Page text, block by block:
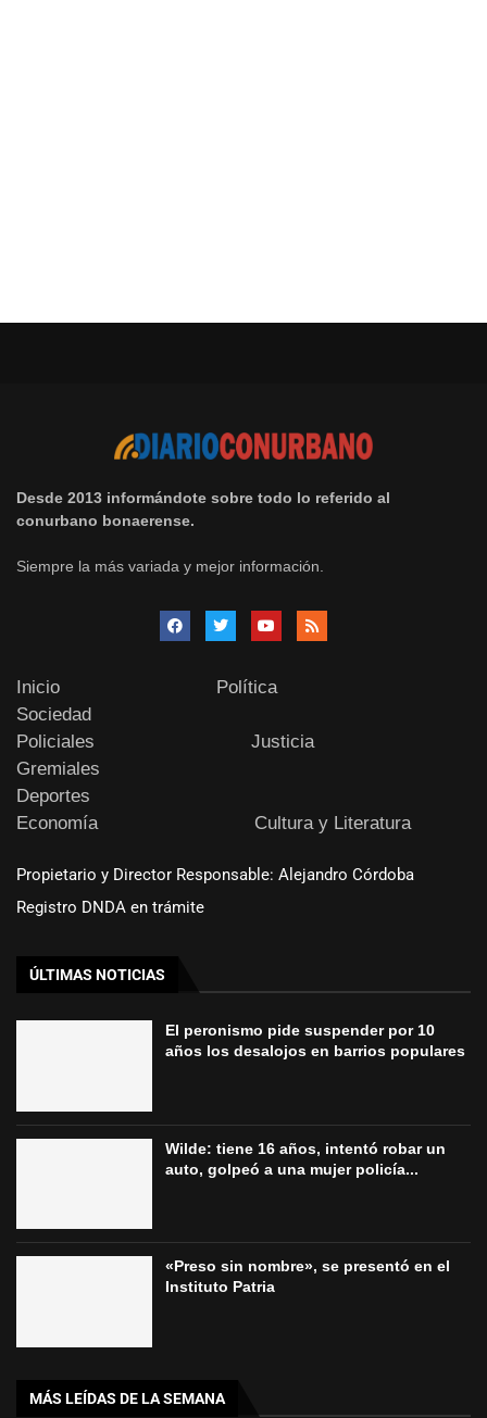
Desde 2013 informándote sobre todo lo referido al
conurbano bonaerense.
Siempre la más variada y mejor información.
Inicio
Política
Sociedad
Policiales
Justicia
Gremiales
Deportes
Economía
Cultura y Literatura
Propietario y Director Responsable: Alejandro Córdoba
Registro DNDA en trámite
ÚLTIMAS NOTICIAS
El peronismo pide suspender por 10
años los desalojos en barrios populares
Wilde: tiene 16 años, intentó robar un
auto, golpeó a una mujer policía...
«Preso sin nombre», se presentó en el
Instituto Patria
MÁS LEÍDAS DE LA SEMANA